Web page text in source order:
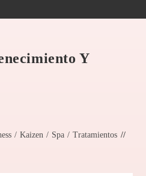
Y
/ Kaizen / Spa / Tratamientos